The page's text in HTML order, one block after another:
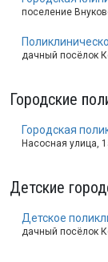
поселение
дачный посёлок
Городские
Городская
Насосная улица,
Детские
Детское
дачный посёлок